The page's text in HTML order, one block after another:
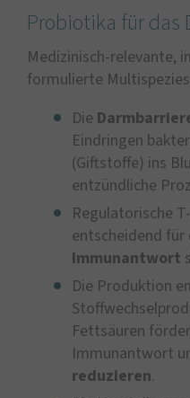
Probiotika für das
Medizinisch-relevante,
formulierte
Die
Eindringen
(Giftstoffe) ins
entzündliche
Regulatorische
entscheidend für
Immunantwort
Die Produktion
Fettsäuren
Immunantwort
reduzieren.